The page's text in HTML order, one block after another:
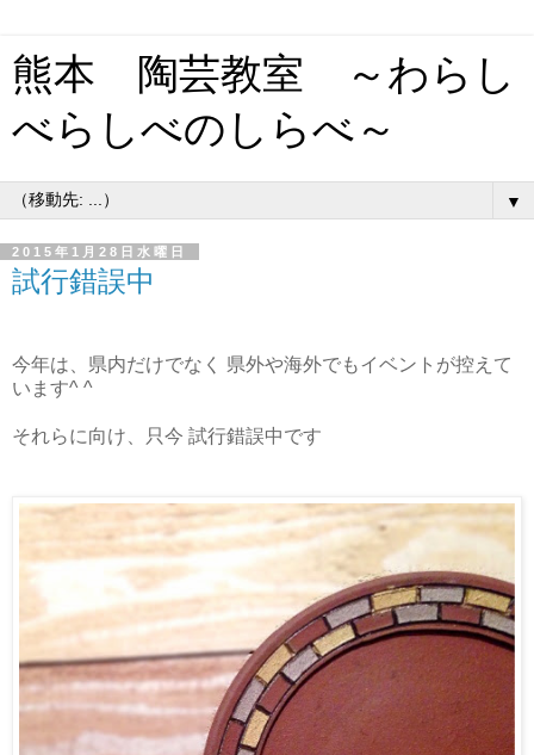
熊本 陶芸教室 ～わらし
べらしべのしらべ～
▼
2015年1月28日水曜日
試行錯誤中
今年は、県内だけでなく 県外や海外でもイベントが控えて
います^ ^
それらに向け、只今 試行錯誤中です